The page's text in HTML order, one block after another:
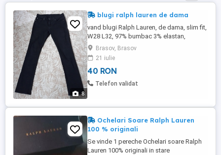
8
blugi ralph lauren de dama
vand blugi Ralph Lauren, de dama, slim fit,
W28 L32, 97% bumbac 3% elastan,
impecabili (ca noi)! circumferinta talie: 80
cm lungime pantalon: 96 cm
Brasov, Brasov
21 iulie
40 RON
Telefon validat
Ochelari Soare Ralph Lauren
100 % originali
Se vinde 1 pereche Ochelari soare Ralph
Lauren 100% originali in stare